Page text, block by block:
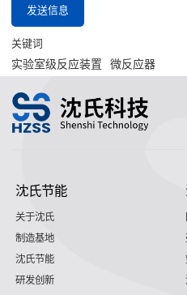
发送信息
关键词
实验室级反应装置 微反应器
沈氏节能
关于沈氏
制造基地
沈氏节能
研发创新